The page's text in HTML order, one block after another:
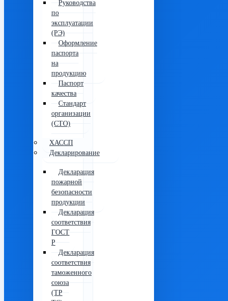
Руководства
по
эксплуатации
(РЭ)
Оформление
паспорта
на
продукцию
Паспорт
качества
Стандарт
организации
(СТО)
ХАССП
Декларирование
Декларация
пожарной
безопасности
продукции
Декларация
соответствия
ГОСТ
Р
Декларация
соответствия
таможенного
союза
(ТР